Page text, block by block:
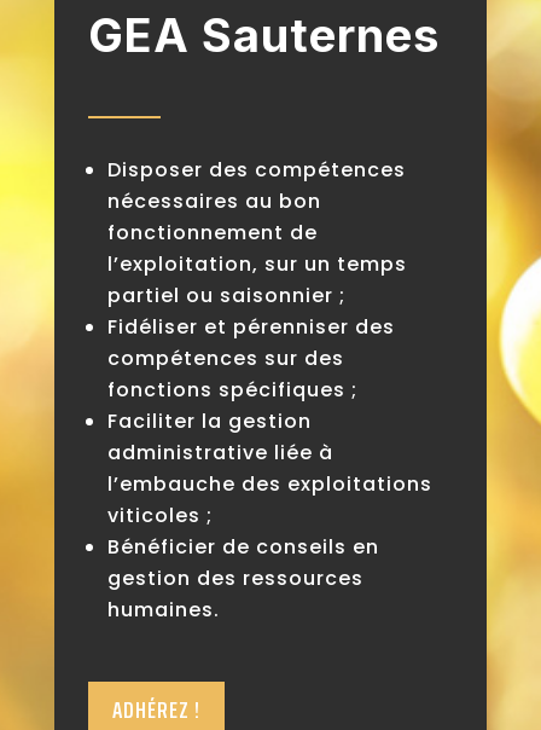
GEA Sauternes
Disposer des compétences
nécessaires au bon
fonctionnement de
l’exploitation, sur un temps
partiel ou saisonnier ;
Fidéliser et pérenniser des
compétences sur des
fonctions spécifiques ;
Faciliter la gestion
administrative liée à
l’embauche des exploitations
viticoles ;
Bénéficier de conseils en
gestion des ressources
humaines.
ADHÉREZ !